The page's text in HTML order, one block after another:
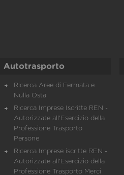
Autotrasporto
Ricerca Aree di Fermata e
Nulla Osta
Ricerca Imprese Iscritte REN -
Autorizzate all'Esercizio della
Professione Trasporto
Persone
Ricerca Imprese iscritte REN -
Autorizzate all'Esercizio della
Professione Trasporto Merci